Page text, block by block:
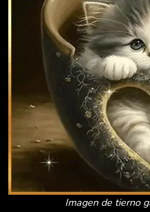
Imagen de tierno